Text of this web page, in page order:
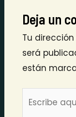
Deja un
Tu
será
están